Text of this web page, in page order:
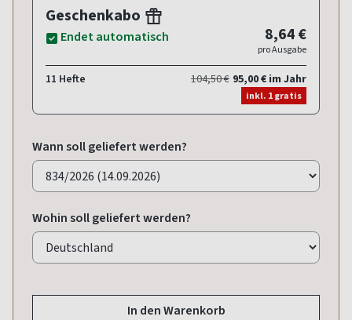
Geschenkabo
Endet automatisch 8,64 €
pro Ausgabe
11 Hefte 104,50 € 95,00 € im Jahr
inkl. 1 gratis
Wann soll geliefert werden?
Wohin soll geliefert werden?
In den Warenkorb